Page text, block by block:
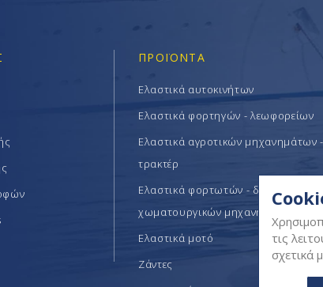
ΠΡΟΪΟΝΤΑ
Ελαστικά αυτοκινήτων
Ελαστικά φορτηγών - λεωφορείων
Ελαστικά αγροτικών μηχανημάτων -
τρακτέρ
Ελαστικά φορτωτών - δομικών -
χωματουργικών μηχανημάτων
Ελαστικά μοτό
Ζάντες
τις
σχετικά